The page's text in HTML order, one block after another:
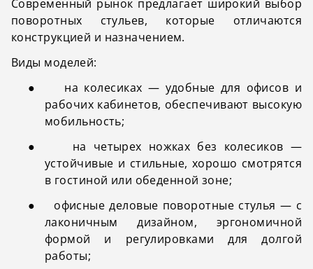
Современный рынок предлагает широкий выбор
поворотных стульев, которые отличаются
конструкцией и назначением.
Виды моделей:
●
на колесиках — удобные для офисов и
рабочих кабинетов, обеспечивают высокую
мобильность;
●
на четырех ножках без колесиков —
устойчивые и стильные, хорошо смотрятся
в гостиной или обеденной зоне;
●
офисные деловые поворотные стулья — с
лаконичным дизайном, эргономичной
формой и регулировками для долгой
работы;